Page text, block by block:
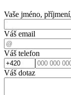
Vaše jméno,
Váš email
Váš telefon
Váš dotaz